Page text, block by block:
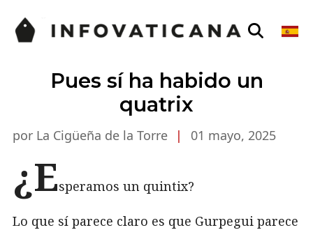
Pues sí ha habido un
quatrix
por La Cigüeña de la Torre | 01 mayo, 2025
¿Esperamos un quintix?
Lo que sí parece claro es que Gurpegui parece